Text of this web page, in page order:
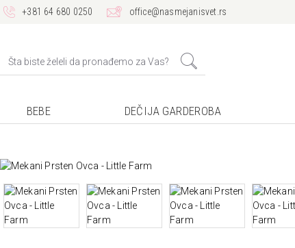
+381 64 680 0250 office@nasmejanisvet.rs
BEBE DEČIJA GARDEROBA